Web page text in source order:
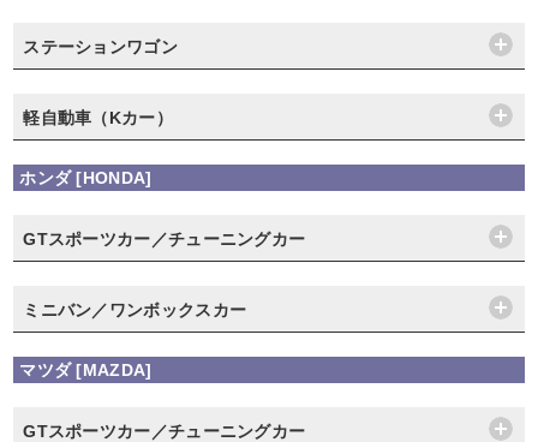
ステーションワゴン
軽自動車（Kカー）
ホンダ [HONDA]
GTスポーツカー／チューニングカー
ミニバン／ワンボックスカー
マツダ [MAZDA]
GTスポーツカー／チューニングカー